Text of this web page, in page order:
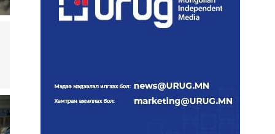
хүргэлээ